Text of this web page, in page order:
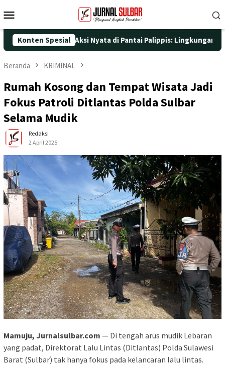
ke
Mobile
Konten Spesial
dengan Aksi Nyata di Pantai Palippis: Lingkungan dan
Beranda KRIMINAL
Rumah Kosong dan Tempat Wisata Jadi
Fokus Patroli Ditlantas Polda Sulbar
Selama Mudik
Redaksi
2 April 2025
Mamuju, Jurnalsulbar.com — Di tengah arus mudik Lebaran
yang padat, Direktorat Lalu Lintas (Ditlantas) Polda Sulawesi
Barat (Sulbar) tak hanya fokus pada kelancaran lalu lintas.